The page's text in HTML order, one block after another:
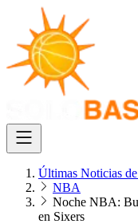
Últimas Noticias
NBA
Noche NBA:
en Sixers